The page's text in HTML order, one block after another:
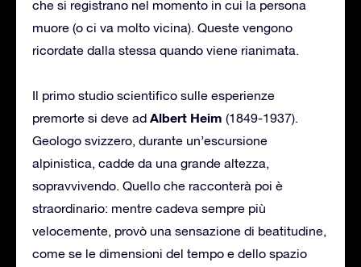
che si registrano nel momento in cui la persona
muore (o ci va molto vicina). Queste vengono
ricordate dalla stessa quando viene rianimata.
Il primo studio scientifico sulle esperienze
premorte si deve ad Albert Heim (1849-1937).
Geologo svizzero, durante un’escursione
alpinistica, cadde da una grande altezza,
sopravvivendo. Quello che racconterà poi è
straordinario: mentre cadeva sempre più
velocemente, provò una sensazione di beatitudine,
come se le dimensioni del tempo e dello spazio